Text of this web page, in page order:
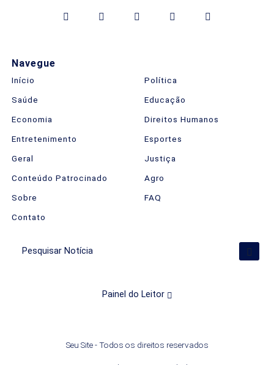
Navegue
Início
Política
Saúde
Educação
Economia
Direitos Humanos
Entretenimento
Esportes
Geral
Justiça
Conteúdo Patrocinado
Agro
Sobre
FAQ
Contato
Pesquisar Notícia
Painel do Leitor
Seu Site - Todos os direitos reservados
experiência de navegação. Ao continuar o acesso,
PARA MAIS INFORMAÇÕES,
ACESSE NOSSOS TERMOS